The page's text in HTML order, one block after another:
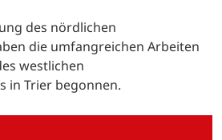
des nördlichen
die umfangreichen Arbeiten
westlichen
in Trier begonnen.